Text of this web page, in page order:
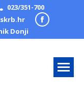
023/351-700
Facebook
new
Donji